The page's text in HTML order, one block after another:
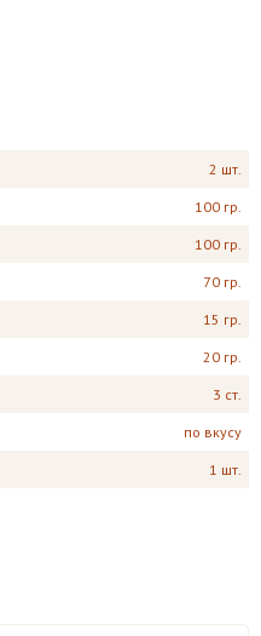
2 шт.
100 гр.
100 гр.
70 гр.
15 гр.
20 гр.
3 ст.
по вкусу
1 шт.